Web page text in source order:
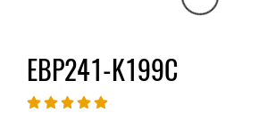
EBP241-K199C